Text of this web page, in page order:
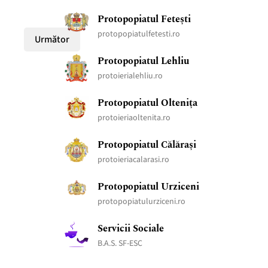
Următor
Protopopiatul Fetești
protopopiatulfetesti.ro
Protopopiatul Lehliu
protoierialehliu.ro
Protopopiatul Oltenița
protoieriaoltenita.ro
Protopopiatul Călărași
protoieriacalarasi.ro
Protopopiatul Urziceni
protopopiatulurziceni.ro
Servicii Sociale
B.A.S. SF-ESC